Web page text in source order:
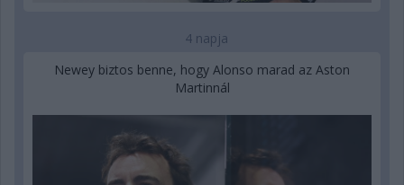
4 napja
Newey biztos benne, hogy Alonso marad az Aston
Martinnál